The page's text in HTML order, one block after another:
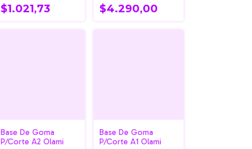
$1.021,73 $4.290,00
Base De Goma
P/Corte A2 Olami
Base De Goma
P/Corte A1 Olami